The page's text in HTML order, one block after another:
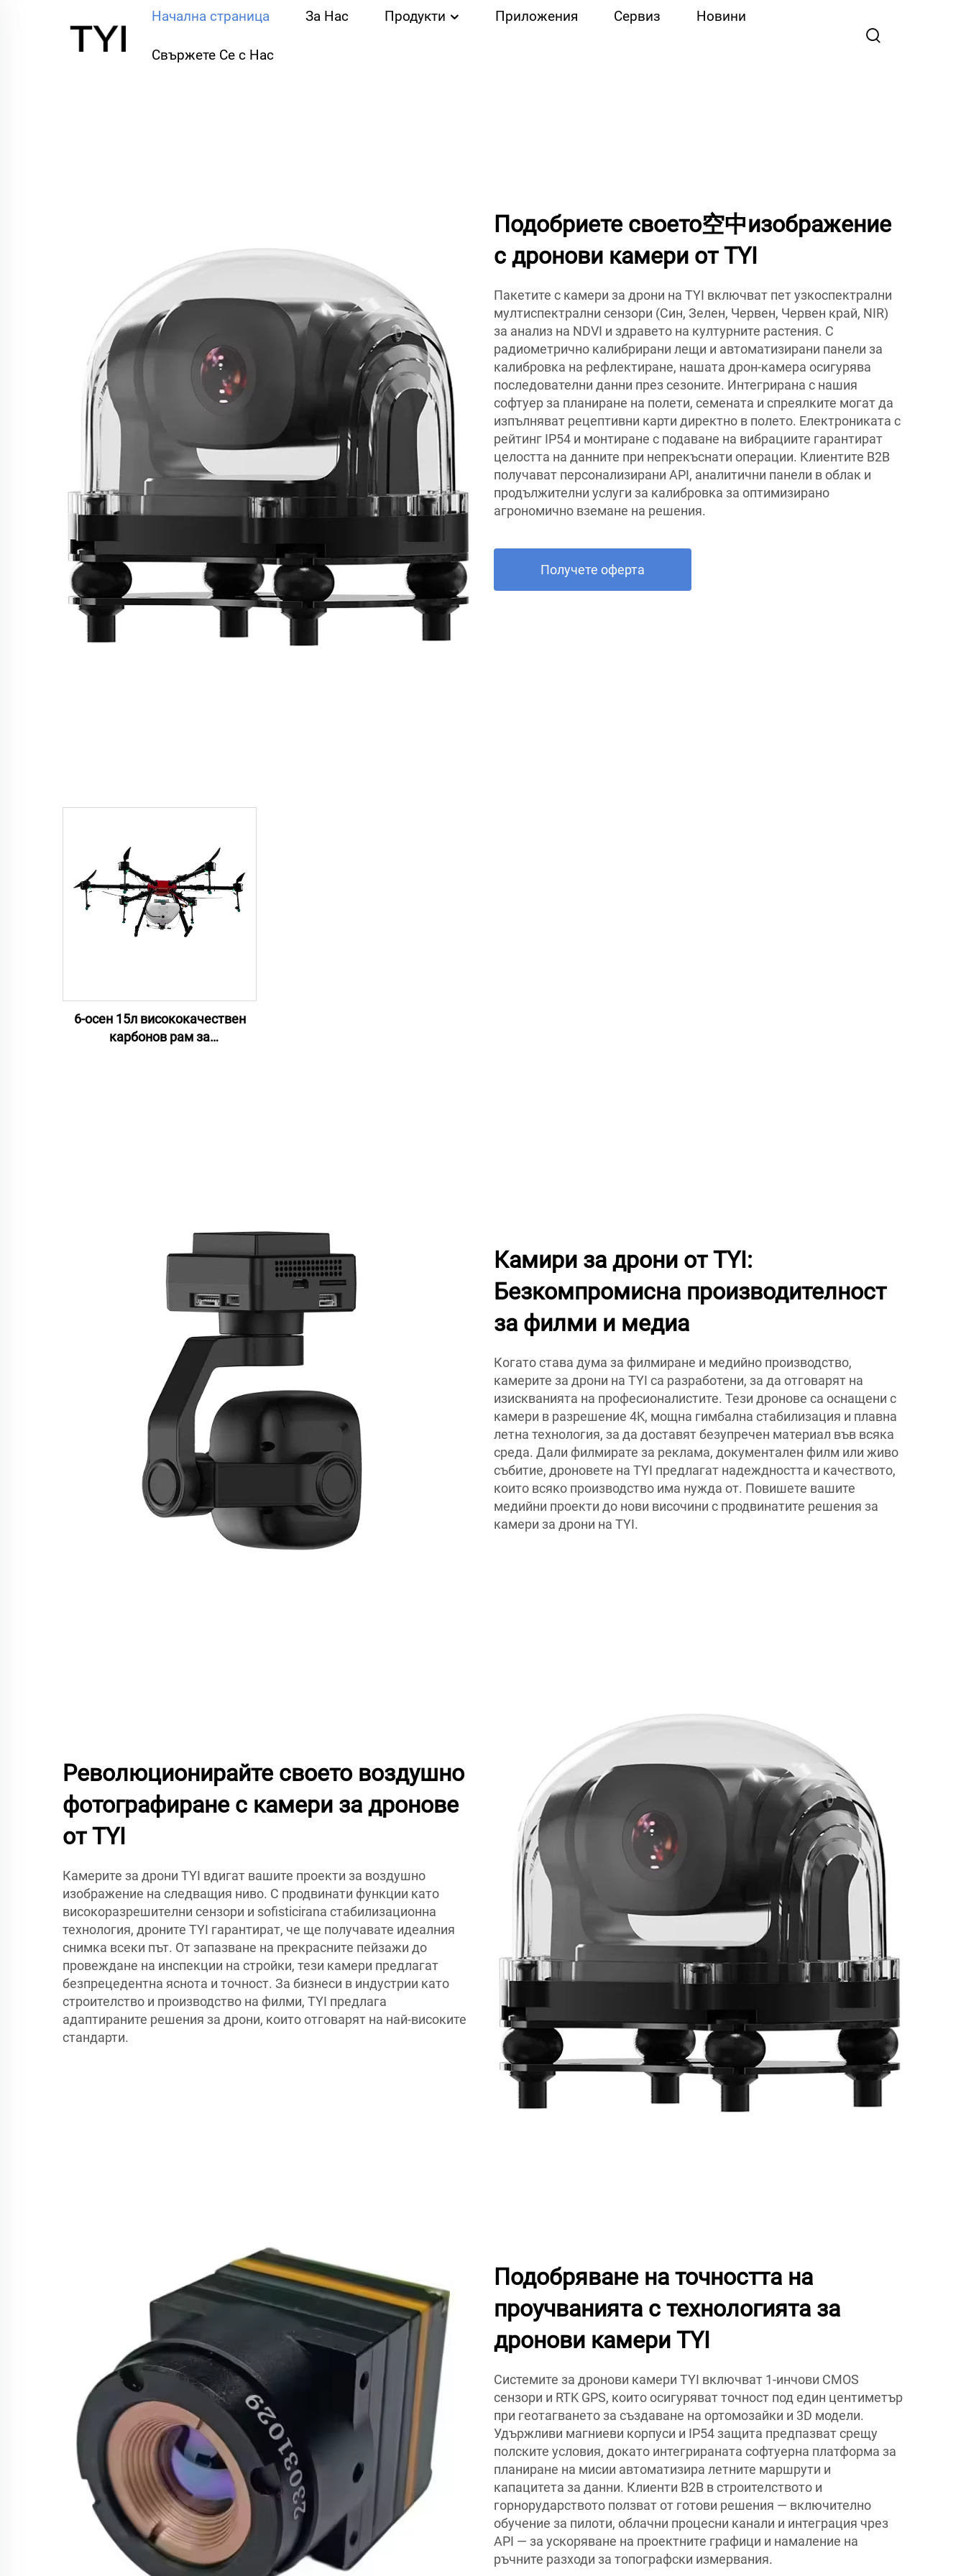
Начална страница За Нас Продукти Приложения Сервиз Новини
Свържете Се с Нас
Подобриете своето空中изображение
с дронови камери от TYI
Пакетите с камери за дрони на TYI включват пет узкоспектрални
мултиспектрални сензори (Син, Зелен, Червен, Червен край, NIR)
за анализ на NDVI и здравето на културните растения. С
радиометрично калибрирани лещи и автоматизирани панели за
калибровка на рефлектиране, нашата дрон-камера осигурява
последователни данни през сезоните. Интегрирана с нашия
софтуер за планиране на полети, семената и спреялките могат да
изпълняват рецептивни карти директно в полето. Електрониката с
рейтинг IP54 и монтиране с подаване на вибрациите гарантират
целостта на данните при непрекъснати операции. Клиентите B2B
получават персонализирани API, аналитични панели в облак и
продължителни услуги за калибровка за оптимизирано
агрономично вземане на решения.
Получете оферта
6-осен 15л висококачествен
карбонов рам за
Камири за дрони от TYI:
Безкомпромисна производителност
за филми и медиа
Когато става дума за филмиране и медийно производство,
камерите за дрони на TYI са разработени, за да отговарят на
изискванията на професионалистите. Тези дронове са оснащени с
камери в разрешение 4K, мощна гимбална стабилизация и плавна
летна технология, за да доставят безупречен материал във всяка
среда. Дали филмирате за реклама, документален филм или живо
събитие, дроновете на TYI предлагат надеждността и качеството,
които всяко производство има нужда от. Повишете вашите
медийни проекти до нови височини с продвинатите решения за
камери за дрони на TYI.
Революционирайте своето воздушно
фотографиране с камери за дронове
от TYI
Камерите за дрони TYI вдигат вашите проекти за воздушно
изображение на следващия ниво. С продвинати функции като
високоразрешителни сензори и sofisticirana стабилизационна
технология, дроните TYI гарантират, че ще получавате идеалния
снимкa всеки път. От запазване на прекрасните пейзажи до
провеждане на инспекции на стройки, тези камери предлагат
безпрецедентна яснота и точност. За бизнеси в индустрии като
строителство и производство на филми, TYI предлага
адаптираните решения за дрони, които отговарят на най-високите
стандарти.
Подобряване на точността на
проучванията с технологията за
дронови камери TYI
Системите за дронови камери TYI включват 1-инчови CMOS
сензори и RTK GPS, които осигуряват точност под един центиметър
при геотагването за създаване на ортомозайки и 3D модели.
Удържливи магниеви корпуси и IP54 защита предпазват срещу
полските условия, докато интегрираната софтуерна платформа за
планиране на мисии автоматизира летните маршрути и
капацитета за данни. Клиенти B2B в строителството и
горнорударството ползват от готови решения — включително
обучение за пилоти, облачни процесни канали и интеграция чрез
API — за ускоряване на проектните графици и намаление на
ръчните разходи за топографски измервания.